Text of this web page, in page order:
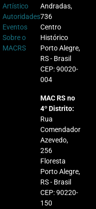
Artístico
Autoridades
Eventos
Sobre o
MACRS
Andradas,
736
Centro
Histórico
Porto Alegre,
RS - Brasil
CEP: 90020-
004
MAC RS no
4º Distrito:
Rua
Comendador
Azevedo,
256
Floresta
Porto Alegre,
RS - Brasil
CEP: 90220-
150